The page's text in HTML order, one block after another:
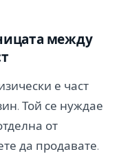
между
е част
Той се нуждае
от
да продавате.